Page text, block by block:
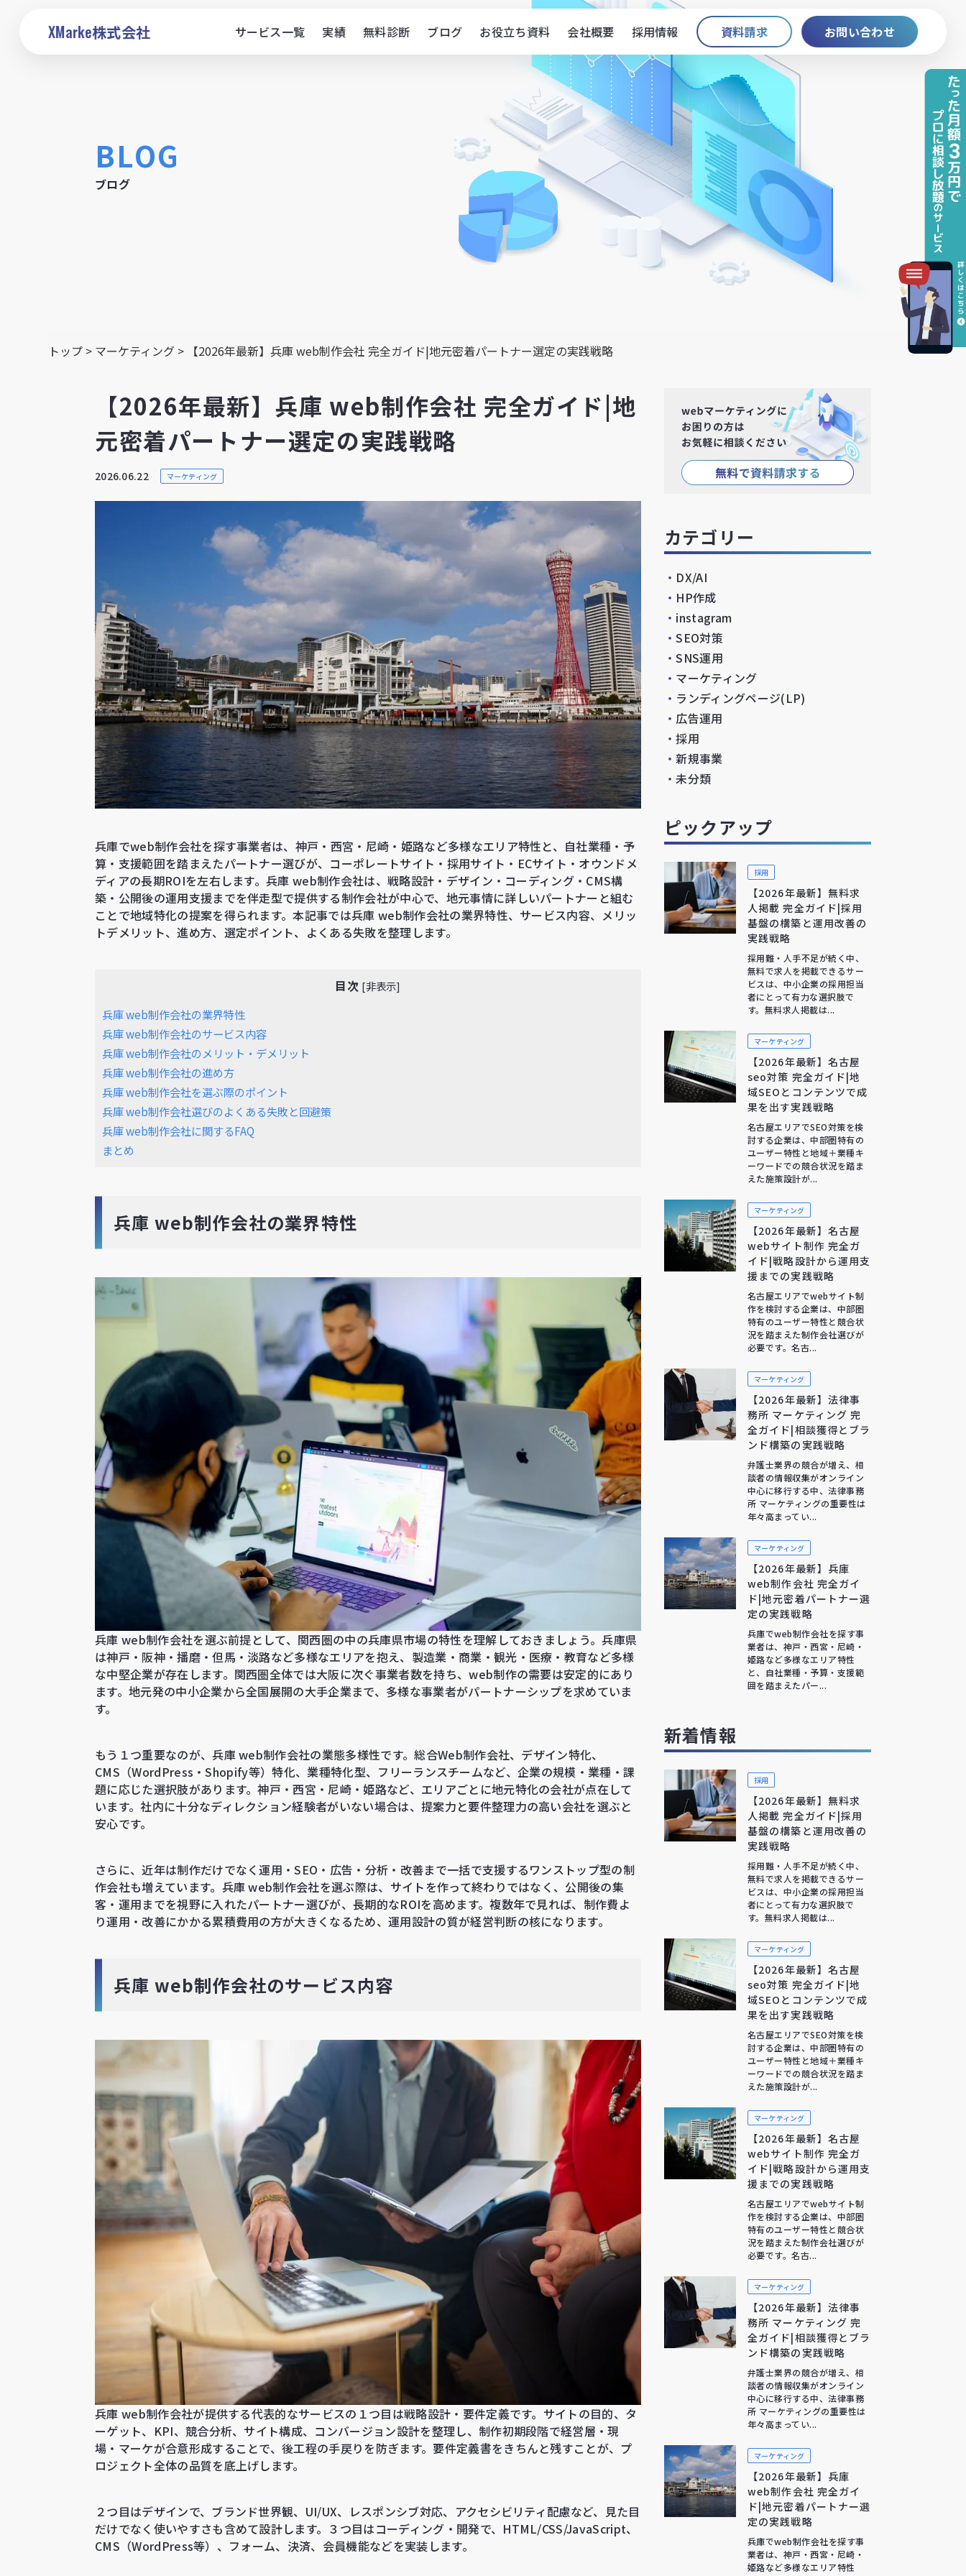
XMarke株式会社 サービス一覧 実績 無料診断 ブログ お役立ち資料 会社概要 採用情報 資料請求 お問い合わせ
BLOG
ブログ
トップ > マーケティング > 【2026年最新】兵庫 web制作会社 完全ガイド|地元密着パートナー選定の実践戦略
【2026年最新】兵庫 web制作会社 完全ガイド|地
元密着パートナー選定の実践戦略
2026.06.22 マーケティング
兵庫でweb制作会社を探す事業者は、神戸・西宮・尼崎・姫路など多様なエリア特性と、自社業種・予
算・支援範囲を踏まえたパートナー選びが、コーポレートサイト・採用サイト・ECサイト・オウンドメ
ディアの長期ROIを左右します。兵庫 web制作会社は、戦略設計・デザイン・コーディング・CMS構
築・公開後の運用支援までを伴走型で提供する制作会社が中心で、地元事情に詳しいパートナーと組む
ことで地域特化の提案を得られます。本記事では兵庫 web制作会社の業界特性、サービス内容、メリッ
トデメリット、進め方、選定ポイント、よくある失敗を整理します。
目次 [非表示]
兵庫 web制作会社の業界特性
兵庫 web制作会社のサービス内容
兵庫 web制作会社のメリット・デメリット
兵庫 web制作会社の進め方
兵庫 web制作会社を選ぶ際のポイント
兵庫 web制作会社選びのよくある失敗と回避策
兵庫 web制作会社に関するFAQ
まとめ
兵庫 web制作会社の業界特性
兵庫 web制作会社を選ぶ前提として、関西圏の中の兵庫県市場の特性を理解しておきましょう。兵庫県
は神戸・阪神・播磨・但馬・淡路など多様なエリアを抱え、製造業・商業・観光・医療・教育など多様
な中堅企業が存在します。関西圏全体では大阪に次ぐ事業者数を持ち、web制作の需要は安定的にあり
ます。地元発の中小企業から全国展開の大手企業まで、多様な事業者がパートナーシップを求めていま
す。
もう１つ重要なのが、兵庫 web制作会社の業態多様性です。総合Web制作会社、デザイン特化、
CMS（WordPress・Shopify等）特化、業種特化型、フリーランスチームなど、企業の規模・業種・課
題に応じた選択肢があります。神戸・西宮・尼崎・姫路など、エリアごとに地元特化の会社が点在して
います。社内に十分なディレクション経験者がいない場合は、提案力と要件整理力の高い会社を選ぶと
安心です。
さらに、近年は制作だけでなく運用・SEO・広告・分析・改善まで一括で支援するワンストップ型の制
作会社も増えています。兵庫 web制作会社を選ぶ際は、サイトを作って終わりではなく、公開後の集
客・運用までを視野に入れたパートナー選びが、長期的なROIを高めます。複数年で見れば、制作費よ
り運用・改善にかかる累積費用の方が大きくなるため、運用設計の質が経営判断の核になります。
兵庫 web制作会社のサービス内容
兵庫 web制作会社が提供する代表的なサービスの１つ目は戦略設計・要件定義です。サイトの目的、タ
ーゲット、KPI、競合分析、サイト構成、コンバージョン設計を整理し、制作初期段階で経営層・現
場・マーケが合意形成することで、後工程の手戻りを防ぎます。要件定義書をきちんと残すことが、プ
ロジェクト全体の品質を底上げします。
２つ目はデザインで、ブランド世界観、UI/UX、レスポンシブ対応、アクセシビリティ配慮など、見た目
だけでなく使いやすさも含めて設計します。３つ目はコーディング・開発で、HTML/CSS/JavaScript、
CMS（WordPress等）、フォーム、決済、会員機能などを実装します。
カテゴリー
・ DX/AI
・ HP作成
・ instagram
・SEO対策
・SNS運用
・ マーケティング
・ ランディングページ(LP)
・ 広告運用
・採用
・新規事業
・未分類
ピックアップ
採用
【2026年最新】無料求
人掲載 完全ガイド|採用
基盤の構築と運用改善の
実践戦略
採用難・人手不足が続く中、
無料で求人を掲載できるサー
ビスは、中小企業の採用担当
者にとって有力な選択肢で
す。無料求人掲載は...
マーケティング
【2026年最新】名古屋
seo対策 完全ガイド|地
域SEOとコンテンツで成
果を出す実践戦略
名古屋エリアでSEO対策を検
討する企業は、中部圏特有の
ユーザー特性と地域＋業種キ
ーワードでの競合状況を踏ま
えた施策設計が...
マーケティング
【2026年最新】名古屋
webサイト制作 完全ガ
イド|戦略設計から運用支
援までの実践戦略
名古屋エリアでwebサイト制
作を検討する企業は、中部圏
特有のユーザー特性と競合状
況を踏まえた制作会社選びが
必要です。名古...
マーケティング
【2026年最新】法律事
務所 マーケティング 完
全ガイド|相談獲得とブラ
ンド構築の実践戦略
弁護士業界の競合が増え、相
談者の情報収集がオンライン
中心に移行する中、法律事務
所 マーケティングの重要性は
年々高まってい...
マーケティング
【2026年最新】兵庫
web制作会社 完全ガイ
ド|地元密着パートナー選
定の実践戦略
兵庫でweb制作会社を探す事
業者は、神戸・西宮・尼崎・
姫路など多様なエリア特性
と、自社業種・予算・支援範
囲を踏まえたパー...
新着情報
採用
【2026年最新】無料求
人掲載 完全ガイド|採用
基盤の構築と運用改善の
実践戦略
採用難・人手不足が続く中、
無料で求人を掲載できるサー
ビスは、中小企業の採用担当
者にとって有力な選択肢で
す。無料求人掲載は...
マーケティング
【2026年最新】名古屋
seo対策 完全ガイド|地
域SEOとコンテンツで成
果を出す実践戦略
名古屋エリアでSEO対策を検
討する企業は、中部圏特有の
ユーザー特性と地域＋業種キ
ーワードでの競合状況を踏ま
えた施策設計が...
マーケティング
【2026年最新】名古屋
webサイト制作 完全ガ
イド|戦略設計から運用支
援までの実践戦略
名古屋エリアでwebサイト制
作を検討する企業は、中部圏
特有のユーザー特性と競合状
況を踏まえた制作会社選びが
必要です。名古...
マーケティング
【2026年最新】法律事
務所 マーケティング 完
全ガイド|相談獲得とブラ
ンド構築の実践戦略
弁護士業界の競合が増え、相
談者の情報収集がオンライン
中心に移行する中、法律事務
所 マーケティングの重要性は
年々高まってい...
マーケティング
【2026年最新】兵庫
web制作会社 完全ガイ
ド|地元密着パートナー選
定の実践戦略
兵庫でweb制作会社を探す事
業者は、神戸・西宮・尼崎・
姫路など多様なエリア特性